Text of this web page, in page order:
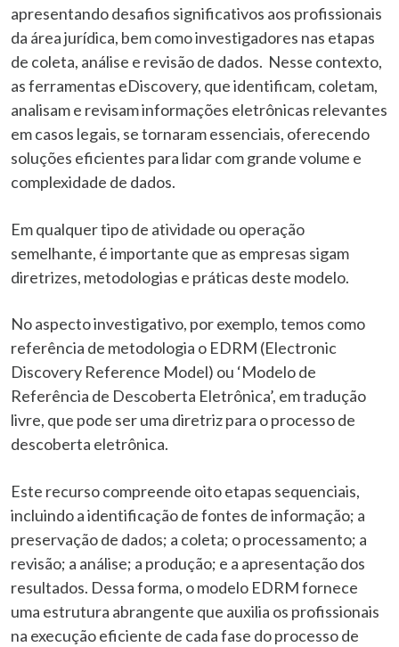
apresentando desafios significativos aos profissionais
da área jurídica, bem como investigadores nas etapas
de coleta, análise e revisão de dados. Nesse contexto,
as ferramentas eDiscovery, que identificam, coletam,
analisam e revisam informações eletrônicas relevantes
em casos legais, se tornaram essenciais, oferecendo
soluções eficientes para lidar com grande volume e
complexidade de dados.
Em qualquer tipo de atividade ou operação
semelhante, é importante que as empresas sigam
diretrizes, metodologias e práticas deste modelo.
No aspecto investigativo, por exemplo, temos como
referência de metodologia o EDRM (Electronic
Discovery Reference Model) ou ‘Modelo de
Referência de Descoberta Eletrônica’, em tradução
livre, que pode ser uma diretriz para o processo de
descoberta eletrônica.
Este recurso compreende oito etapas sequenciais,
incluindo a identificação de fontes de informação; a
preservação de dados; a coleta; o processamento; a
revisão; a análise; a produção; e a apresentação dos
resultados. Dessa forma, o modelo EDRM fornece
uma estrutura abrangente que auxilia os profissionais
na execução eficiente de cada fase do processo de